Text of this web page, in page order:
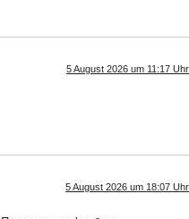
5 August 2026 um 11:17 Uhr
5 August 2026 um 18:07 Uhr